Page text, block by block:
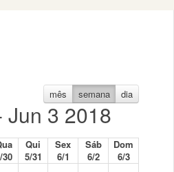
mês semana dia
Jun 3 2018
30
Qui
5/31
Sex
6/1
Sáb
6/2
Dom
6/3